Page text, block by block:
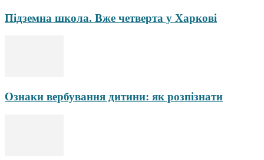
Підземна школа. Вже четверта у Харкові
Ознаки вербування дитини: як розпізнати